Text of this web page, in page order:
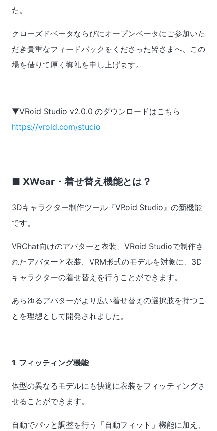
た。
クローズドベータならびにオープンベータにご参加いた
だき貴重なフィードバックをくださった皆さまへ、この
場を借りて厚く御礼を申し上げます。
▼VRoid Studio v2.0.0 のダウンロードはこちら
https://vroid.com/studio
■ XWear・着せ替え機能とは？
3Dキャラクター制作ツール『VRoid Studio』の新機能
です。
VRChat向けのアバターと衣装、VRoid Studioで制作さ
れたアバターと衣装、VRM形式のモデルを対象に、3D
キャラクターの着せ替えを行うことができます。
あらゆるアバターがより広い着せ替えの選択肢を持つこ
とを理想として開発されました。
1. フィッティング機能
体型の異なるモデルにも快適に衣装をフィッティングさ
せることができます。
自動でパッと調整を行う「自動フィット」機能に加え、